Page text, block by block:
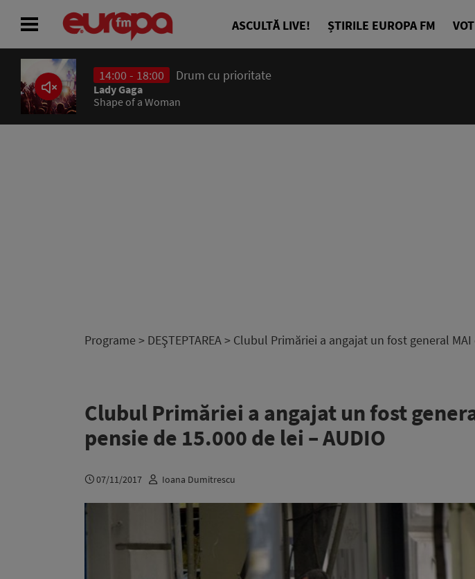
ASCULTĂ LIVE! ȘTIRILE EUROPA FM
14:00 - 18:00 Drum cu prioritate
Lady Gaga
Shape of a Woman
Programe > DEŞTEPTAREA> Clubul Primăriei a angajat un fost general MAI
Clubul Primăriei a angajat un fost
pensie de 15.000 de lei – AUDIO
07/11/2017 Ioana Dumitrescu
ACASĂ
ȘTIRI